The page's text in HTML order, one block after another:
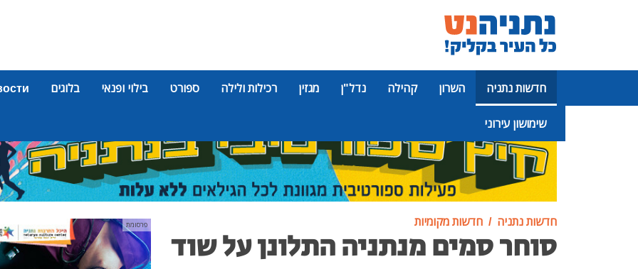
חדשות נתניה השרון קהילה נדל"ן מגזין רכילות ולילה ספורט בילוי ופנאי בלוגים
שימושון עירוני
פרסומת
חדשות נתניה חדשות מקומיות
סוחר סמים מנתניה התלונן על שוד
פרסומת